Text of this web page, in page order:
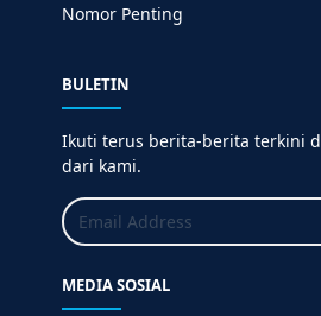
Nomor Penting
BULETIN
Ikuti terus berita-berita terkini
dari kami.
MEDIA SOSIAL